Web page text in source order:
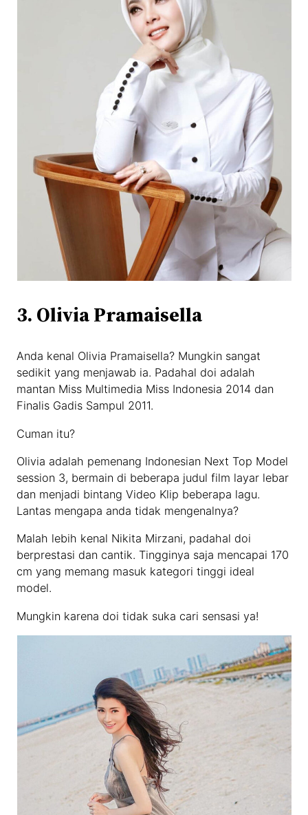
3. Olivia Pramaisella
Anda kenal Olivia Pramaisella? Mungkin sangat
sedikit yang menjawab ia. Padahal doi adalah
mantan Miss Multimedia Miss Indonesia 2014 dan
Finalis Gadis Sampul 2011.
Cuman itu?
Olivia adalah pemenang Indonesian Next Top Model
session 3, bermain di beberapa judul film layar lebar
dan menjadi bintang Video Klip beberapa lagu.
Lantas mengapa anda tidak mengenalnya?
Malah lebih kenal Nikita Mirzani, padahal doi
berprestasi dan cantik. Tingginya saja mencapai 170
cm yang memang masuk kategori tinggi ideal
model.
Mungkin karena doi tidak suka cari sensasi ya!